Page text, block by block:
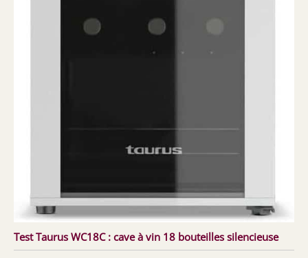
Test Taurus WC18C : cave à vin 18 bouteilles silencieuse